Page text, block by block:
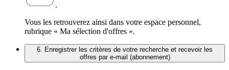
.
Vous les retrouverez ainsi dans votre espace personnel,
rubrique « Ma sélection d'offres ».
6. Enregistrer les critères de votre recherche et recevoir les
offres par e-mail (abonnement)